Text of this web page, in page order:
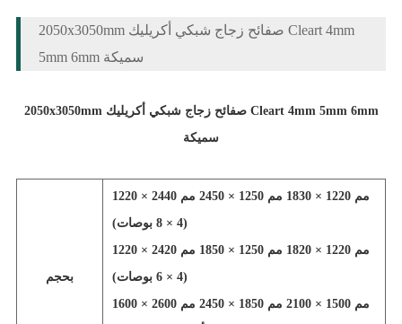
2050x3050mm صفائح زجاج شبكي أكريليك Cleart 4mm
5mm 6mm سميكة
2050x3050mm صفائح زجاج شبكي أكريليك Cleart 4mm 5mm 6mm
سميكة
بحجم
1220 × 2440 مم 1220 × 1830 مم 1250 × 2450 مم
1220 × 2420 مم 1220 × 1820 مم 1250 × 1850 مم
(4 × 6 بوصات)
1600 × 2600 مم 1500 × 2100 مم 1850 × 2450 مم